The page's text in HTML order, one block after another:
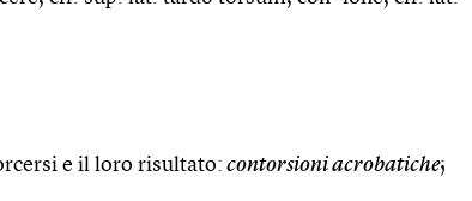
e il loro risultato: contorsioni acrobatiche;